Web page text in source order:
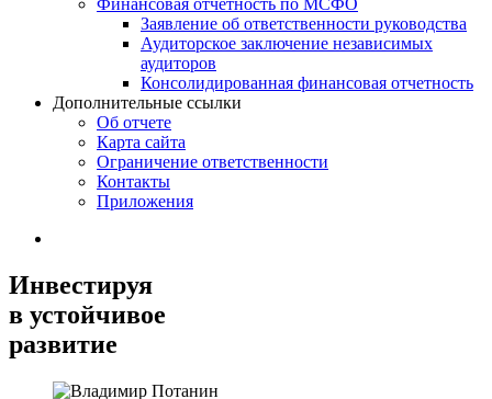
Финансовая отчетность по МСФО
Заявление об ответственности руководства
Аудиторское заключение независимых
аудиторов
Консолидированная финансовая отчетность
Дополнительные ссылки
Об отчете
Карта сайта
Ограничение ответственности
Контакты
Приложения
Инвестируя
в устойчивое
развитие